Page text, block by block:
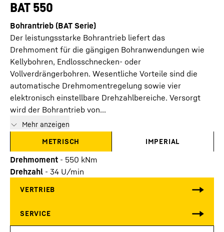
BAT 550
Bohrantrieb (BAT Serie)
Der leistungsstarke Bohrantrieb liefert das
Drehmoment für die gängigen Bohranwendungen wie
Kellybohren, Endlosschnecken- oder
Vollverdrängerbohren. Wesentliche Vorteile sind die
automatische Drehmomentregelung sowie vier
elektronisch einstellbare Drehzahlbereiche. Versorgt
wird der Bohrantrieb von...
Mehr anzeigen
METRISCH
IMPERIAL
Drehmoment - 550 kNm
Drehzahl - 34 U/min